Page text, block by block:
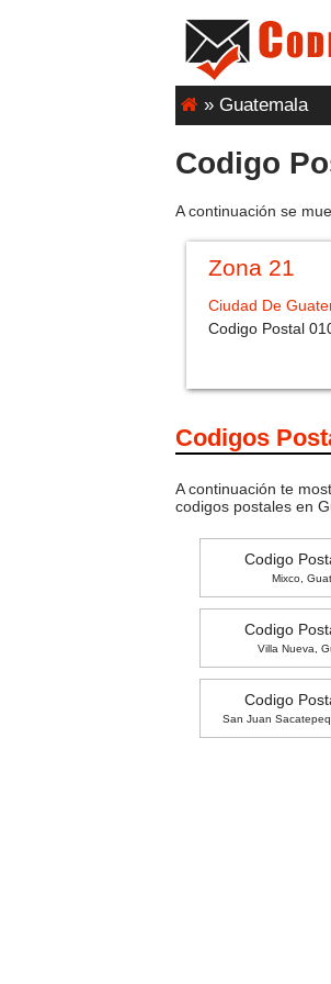
» Guatemala
Codigo
A continuación se
Zona 21
Ciudad De
Codigo Postal
Codigos
A continuación te
codigos postales en
Codigo
Mixco,
Codigo
Villa Nueva,
Codigo
San Juan